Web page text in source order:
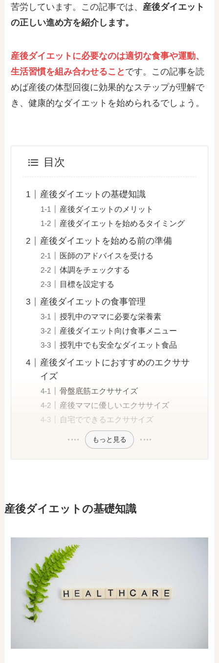
苦労しています。この記事では、 産後ダイエット
の正しい進め方を紹介します。
産後ダイエットに必要なのは適切な食事や運動、
生活習慣を組み合わせること です。この記事を読
めば産後の体型回復に効果的なステップが理解で
き、健康的なダイエットを始められるでしょう。
目次
産後ダイエットの基礎知識
産後ダイエットのメリット
産後ダイエットを始めるタイミング
産後ダイエットを始める前の準備
医師のアドバイスを受ける
体調をチェックする
目標を設定する
産後ダイエットの食事管理
授乳中のママに必要な栄養素
産後ダイエット向け食事メニュー
授乳中でも安全なダイエット食品
産後ダイエットにおすすめのエクササ
イズ
骨盤底筋エクササイズ
産後ママに優しいエクササイズ
自宅でできるエクササイズ
もっと見る
産後ダイエットの基礎知識